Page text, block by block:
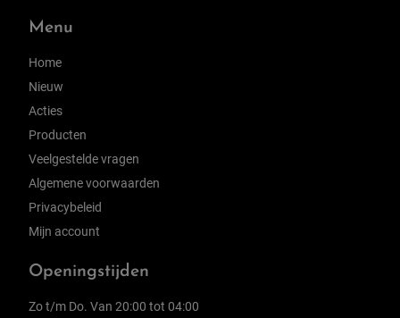
Menu
Home
Nieuw
Acties
Producten
Veelgestelde vragen
Algemene voorwaarden
Privacybeleid
Mijn account
Openingstijden
Zo t/m Do. Van 20:00 tot 04:00